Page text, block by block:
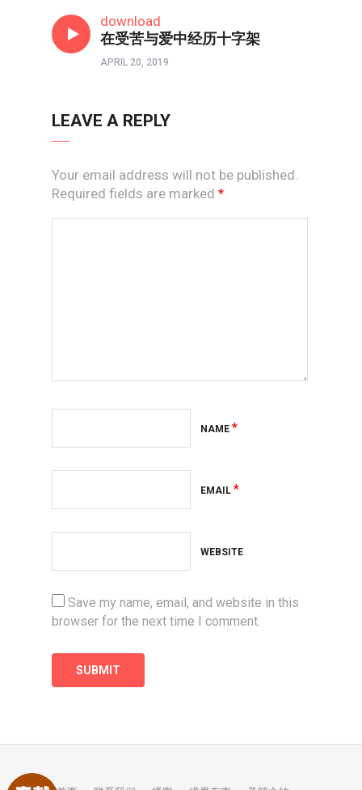
download
在受苦与爱中经历十字架
APRIL 20, 2019
LEAVE A REPLY
Your email address will not be published.
Required fields are marked *
NAME *
EMAIL *
WEBSITE
Save my name, email, and website in this
browser for the next time I comment.